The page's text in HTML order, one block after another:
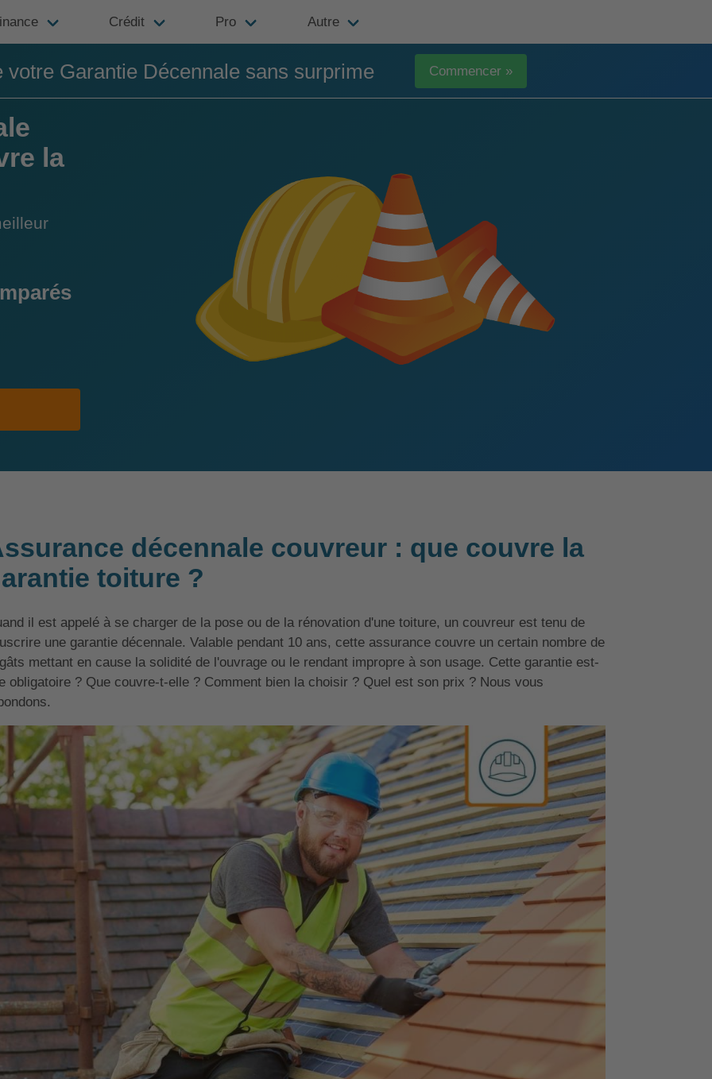
Crédit Pro Autre
votre Garantie Décennale sans surprime Commencer »
la
décennale couvreur : que couvre la
toiture ?
il est appelé à se charger de la pose ou de la rénovation d'une toiture, un couvreur est tenu de
une garantie décennale. Valable pendant 10 ans, cette assurance couvre un certain nombre de
mettant en cause la solidité de l'ouvrage ou le rendant impropre à son usage. Cette garantie est-
obligatoire ? Que couvre-t-elle ? Comment bien la choisir ? Quel est son prix ? Nous vous